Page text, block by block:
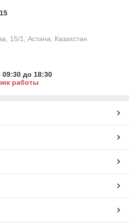
15/1, Астана, Казахстан
09:30 до 18:30
работы